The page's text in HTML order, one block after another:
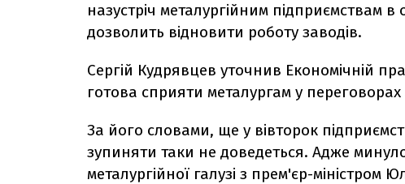
назустріч металургійним підприємствам
дозволить відновити роботу заводів.
Сергій Кудрявцев уточнив Економічній
готова сприяти металургам у
За його словами, ще у вівторок
зупиняти таки не доведеться. Адже
металургійної галузі з прем'єр-